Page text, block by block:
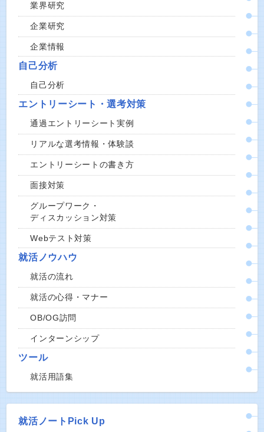
業界研究
企業研究
企業情報
自己分析
自己分析
エントリーシート・選考対策
通過エントリーシート実例
リアルな選考情報・体験談
エントリーシートの書き方
面接対策
グループワーク・
ディスカッション対策
Webテスト対策
就活ノウハウ
就活の流れ
就活の心得・マナー
OB/OG訪問
インターンシップ
ツール
就活用語集
就活ノートPick Up